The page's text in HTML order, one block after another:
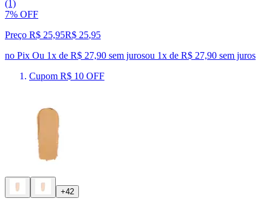
(1)
7% OFF
Preço R$ 25,95R$ 25,95
no Pix Ou 1x de R$ 27,90 sem jurosou 1x de R$ 27,90 sem juros
Cupom R$ 10 OFF
+42